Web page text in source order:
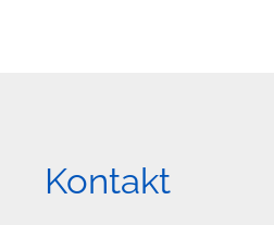
Kontakt